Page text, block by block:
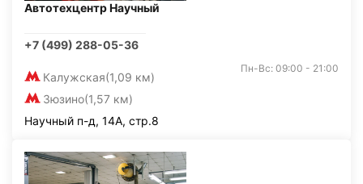
Автотехцентр Научный
+7 (499) 288-05-36
Калужская(1,09 км)
Зюзино(1,57 км)
Пн-Вс: 09:00 - 21:00
Научный п-д, 14А, стр.8